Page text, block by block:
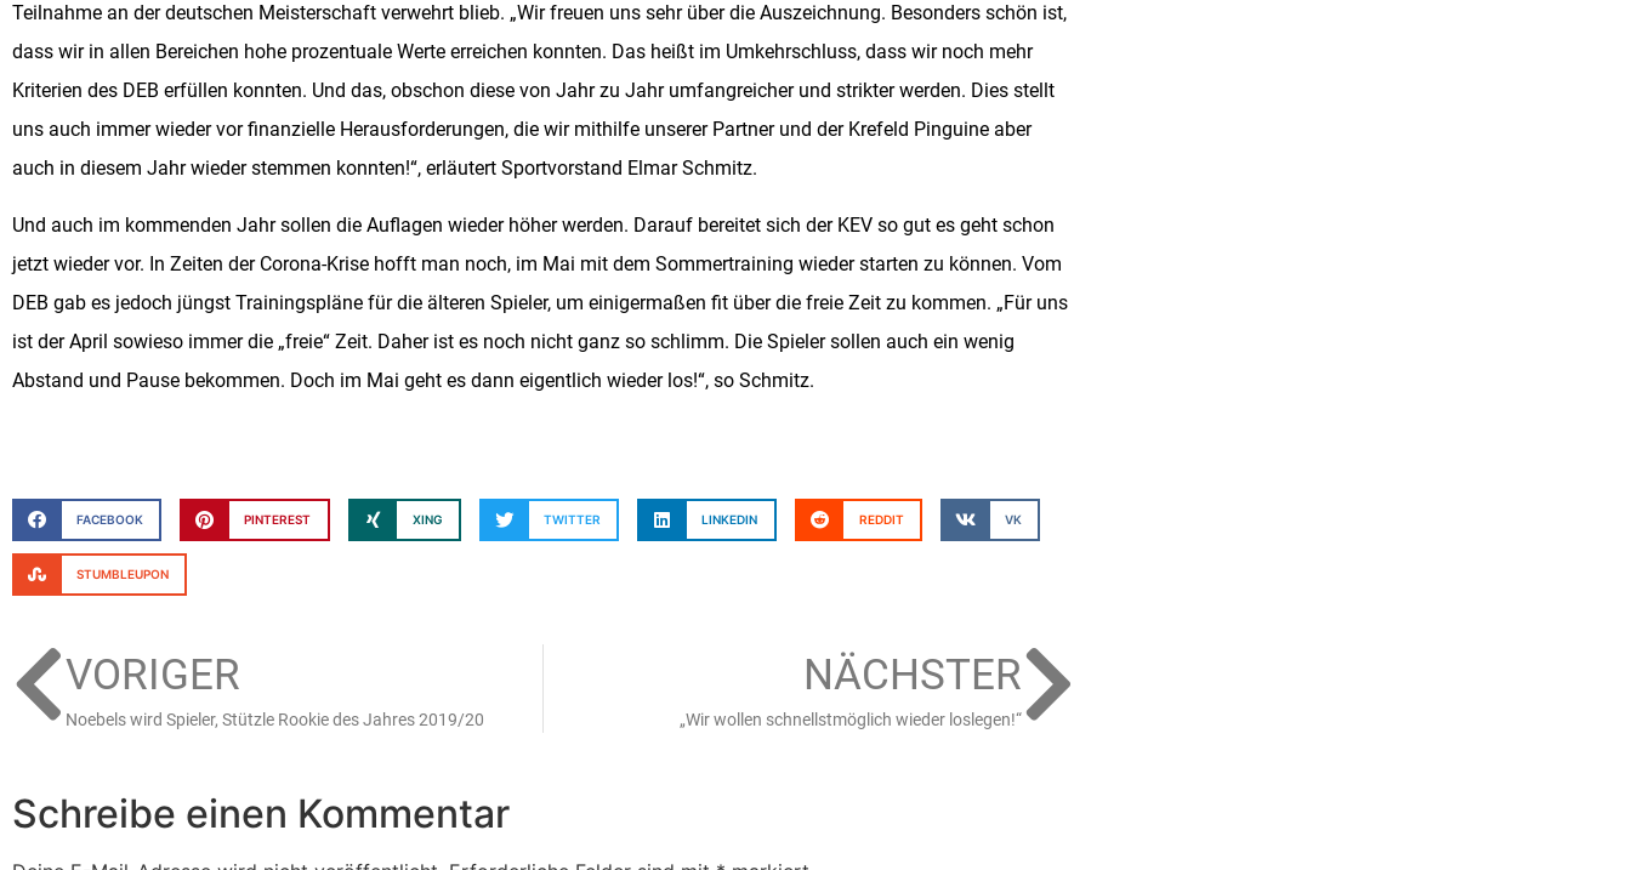
Teilnahme an der deutschen Meisterschaft verwehrt blieb. „Wir freuen uns sehr über die Auszeichnung. Besonders schön ist,
dass wir in allen Bereichen hohe prozentuale Werte erreichen konnten. Das heißt im Umkehrschluss, dass wir noch mehr
Kriterien des DEB erfüllen konnten. Und das, obschon diese von Jahr zu Jahr umfangreicher und strikter werden. Dies stellt
uns auch immer wieder vor finanzielle Herausforderungen, die wir mithilfe unserer Partner und der Krefeld Pinguine aber
auch in diesem Jahr wieder stemmen konnten!“, erläutert Sportvorstand Elmar Schmitz.
Und auch im kommenden Jahr sollen die Auflagen wieder höher werden. Darauf bereitet sich der KEV so gut es geht schon
jetzt wieder vor. In Zeiten der Corona-Krise hofft man noch, im Mai mit dem Sommertraining wieder starten zu können. Vom
DEB gab es jedoch jüngst Trainingspläne für die älteren Spieler, um einigermaßen fit über die freie Zeit zu kommen. „Für uns
ist der April sowieso immer die „freie“ Zeit. Daher ist es noch nicht ganz so schlimm. Die Spieler sollen auch ein wenig
Abstand und Pause bekommen. Doch im Mai geht es dann eigentlich wieder los!“, so Schmitz.
FACEBOOK PINTEREST XING TWITTER LINKEDIN REDDIT VK
STUMBLEUPON
VORIGER
Noebels wird Spieler, Stützle Rookie des Jahres 2019/20
NÄCHSTER
„Wir wollen schnellstmöglich wieder loslegen!“
Schreibe einen Kommentar